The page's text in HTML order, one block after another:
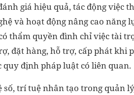
giá hiệu quả, tác động việc
và hoạt động nâng cao năng
thẩm quyền đình chỉ việc tài
đặt hàng, hỗ trợ, cấp phát khi
quy định pháp luật có liên quan.
số, trí tuệ nhân tạo trong quản